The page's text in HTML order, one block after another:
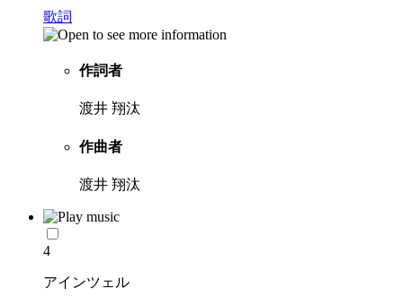
歌詞
作詞者
渡井 翔汰
作曲者
渡井 翔汰
4
アインツェル